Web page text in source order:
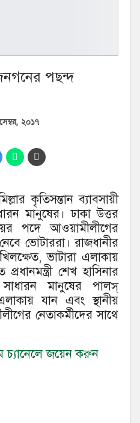
পছন্দ
২০১৭
কৃতিসন্তান ব্যাবসায়ী
মানুষের। ঢাকা উত্তর
পদে আওয়ামীলীগের
ভোটাররা। রাজধানীর
ভাটারা এলাকায়
শেখ হাসিনার
মানুষের পালস্
যান এবং স্থানীয়
নেতাকর্মীদের সাথে
চ্যানেলে জয়েন করুন